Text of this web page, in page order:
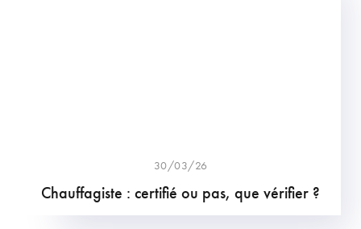
30/03/26
Chauffagiste : certifié ou pas, que vérifier ?